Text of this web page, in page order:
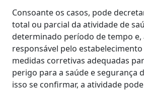
Consoante os casos, pode
total ou parcial da atividade de
determinado período de tempo e,
responsável pelo
medidas corretivas adequadas
perigo para a saúde e segurança
isso se confirmar, a atividade